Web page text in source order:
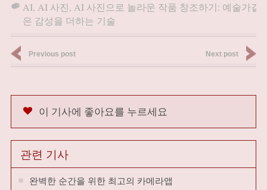
AI, AI 사진, AI 사진으로 놀라운 작품 창조하기: 예술가같
은 감성을 더하는 기술
Previous post Next post
이 기사에 좋아요를 누르세요
관련 기사
완벽한 순간을 위한 최고의 카메라앱